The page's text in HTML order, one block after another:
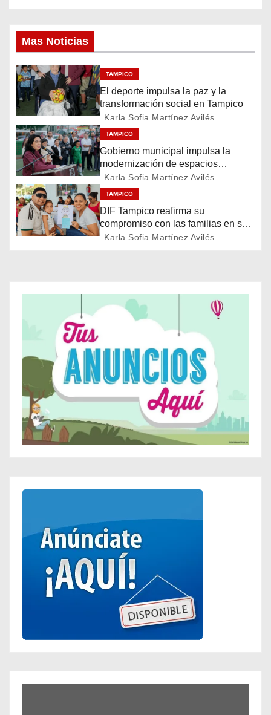
g
a
c
i
ó
n
d
e
e
d
a
s
Mas Noticias
TAMPICO
El deporte impulsa la paz y la
transformación social en Tampico
Karla Sofia Martínez Avilés
TAMPICO
Gobierno municipal impulsa la
modernización de espacios
deportivos en la ciudad
Karla Sofia Martínez Avilés
TAMPICO
DIF Tampico reafirma su
compromiso con las familias en su
día
Karla Sofia Martínez Avilés